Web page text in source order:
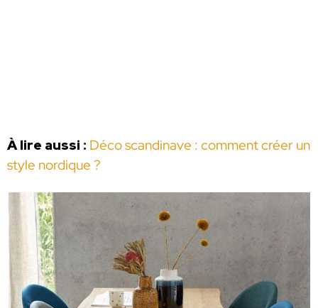
À lire aussi : Déco scandinave : comment créer un
style nordique ?